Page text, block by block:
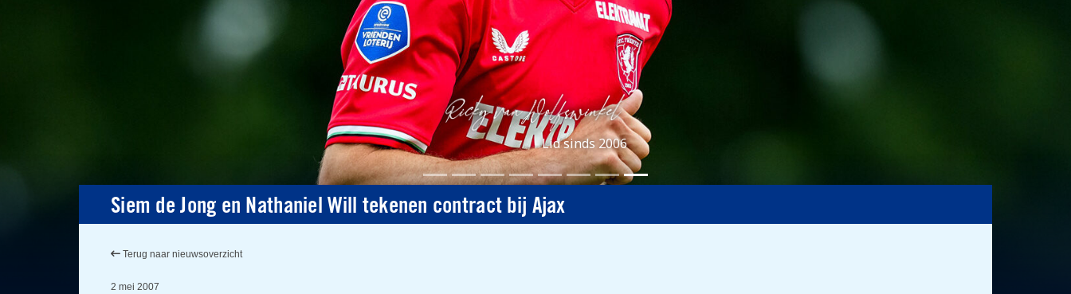
Lid sinds 2006
Siem de Jong en Nathaniel Will tekenen contract bij Ajax
Terug naar nieuwsoverzicht
2 mei 2007